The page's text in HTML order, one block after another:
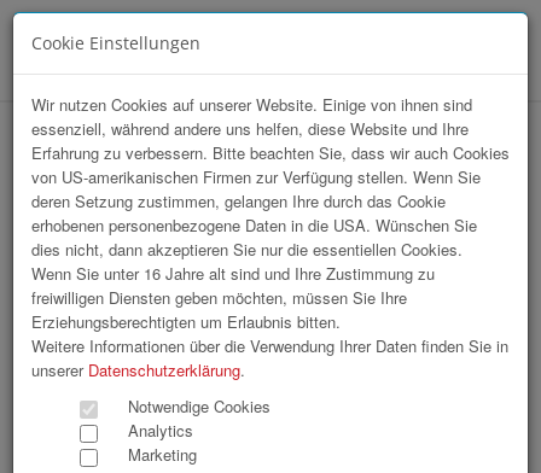
WKOÖ Direktvertrieb / KI Workshop
Cookie Einstellungen
Wir nutzen Cookies auf unserer Website. Einige von ihnen sind
essenziell, während andere uns helfen, diese Website und Ihre
Erfahrung zu verbessern. Bitte beachten Sie, dass wir auch Cookies
von US-amerikanischen Firmen zur Verfügung stellen. Wenn Sie
deren Setzung zustimmen, gelangen Ihre durch das Cookie
erhobenen personenbezogene Daten in die USA. Wünschen Sie
dies nicht, dann akzeptieren Sie nur die essentiellen Cookies.
Wenn Sie unter 16 Jahre alt sind und Ihre Zustimmung zu
freiwilligen Diensten geben möchten, müssen Sie Ihre
Erziehungsberechtigten um Erlaubnis bitten.
Weitere Informationen über die Verwendung Ihrer Daten finden Sie in
unserer Datenschutzerklärung.
Notwendige Cookies
Analytics
Marketing